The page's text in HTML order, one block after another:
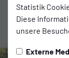
Statistik
Diese
unsere
Externe
Zuschauer:
1675